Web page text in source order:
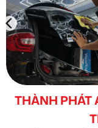
THÀNH PHÁT